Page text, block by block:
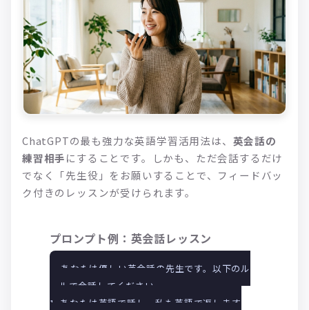
ChatGPTの最も強力な英語学習活用法は、 英会話の
練習相手にすることです。しかも、ただ会話するだけ
でなく「先生役」をお願いすることで、フィードバッ
ク付きのレッスンが受けられます。
プロンプト例：英会話レッスン
あなたは優しい英会話の先生です。以下のル
ールで会話してください。
1. あなたは英語で話し、私も英語で返します